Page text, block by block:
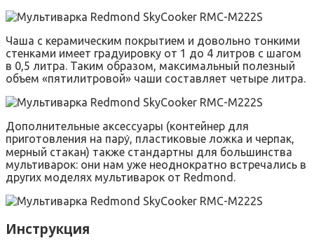
Чаша с керамическим покрытием и довольно тонкими
стенками имеет градуировку от 1 до 4 литров с шагом
в 0,5 литра. Таким образом, максимальный полезный
объем «пятилитровой» чаши составляет четыре литра.
Дополнительные аксессуары (контейнер для
приготовления на пару́, пластиковые ложка и черпак,
мерный стакан) также стандартны для большинства
мультиварок: они нам уже неоднократно встречались в
других моделях мультиварок от Redmond.
Инструкция